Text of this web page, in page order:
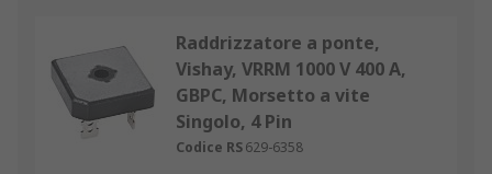
Raddrizzatore a ponte,
Vishay, VRRM 1000 V 400 A,
GBPC, Morsetto a vite
Singolo, 4 Pin
Codice RS629-6358